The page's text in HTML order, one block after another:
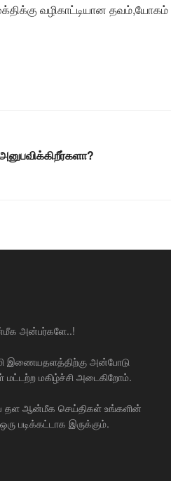
வழிகாட்டியான தவம்,யோகம்
அன்பர்களே..!
இணையதளத்திற்கு அன்போடு
மட்டற்ற மகிழ்ச்சி அடைகிறோம்.
தள ஆன்மீக செய்திகள் உங்களின்
படிக்கட்டாக இருக்கும்.